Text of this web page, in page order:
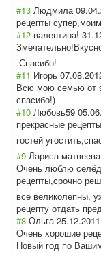
#13 Людмила
рецепты
#12 валентина!
Змечательно!Вку
.Спасибо!
#11 Игорь
Всю мою семью от
спасибо!)
#10 Любовь59
прекрасные
гостей
#9 Лариса матвеева
Очень люблю
рецепты,срочно
все великолепны,
рецепту отдать
#8 Ольга
Очень хорошие
Новый год по